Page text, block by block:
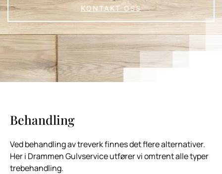
KONTAKT OSS
Behandling
Ved behandling av treverk finnes det flere alternativer.
Her i Drammen Gulvservice utfører vi omtrent alle typer
trebehandling.